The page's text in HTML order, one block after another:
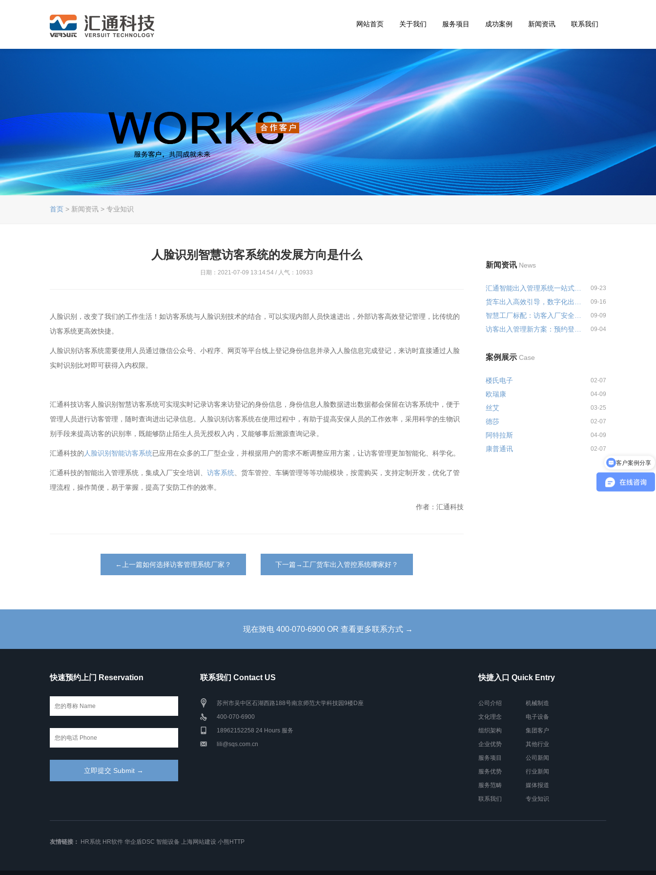
网站首页 关于我们 服务项目 成功案例 新闻资讯 联系我们
首页 > 新闻资讯 > 专业知识
人脸识别智慧访客系统的发展方向是什么
日期：2021-07-09 13:14:54 / 人气：10933
人脸识别，改变了我们的工作生活！如访客系统与人脸识别技术的结合，可以实现内部人员快速进出，外部访客高效登记管理，比传统的
访客系统更高效快捷。
人脸识别访客系统需要使用人员通过微信公众号、小程序、网页等平台线上登记身份信息并录入人脸信息完成登记，来访时直接通过人脸
实时识别比对即可获得入内权限。
汇通科技访客人脸识别智慧访客系统可实现实时记录访客来访登记的身份信息，身份信息人脸数据进出数据都会保留在访客系统中，便于
管理人员进行访客管理，随时查询进出记录信息。人脸识别访客系统在使用过程中，有助于提高安保人员的工作效率，采用科学的生物识
别手段来提高访客的识别率，既能够防止陌生人员无授权入内，又能够事后溯源查询记录。
汇通科技的 人脸识别智能访客系统已应用在众多的工厂型企业，并根据用户的需求不断调整应用方案，让访客管理更加智能化、科学化。
汇通科技的智能出入管理系统，集成入厂安全培训、 访客系统 、货车管控、车辆管理等等功能模块，按需购买，支持定制开发，优化了管
理流程，操作简便，易于掌握，提高了安防工作的效率。
作者：汇通科技
←上一篇如何选择访客管理系统厂家？ 下一篇→工厂货车出入管控系统哪家好？
新闻资讯 News
汇通智能出入管理系统一站式解决... 09-23
09-16
09-09
09-04
案例展示 Case
楼氏电子 02-07
欧瑞康 04-09
丝艾 03-25
德莎 02-07
阿特拉斯 04-09
康普通讯 02-07
现在致电 400-070-6900 OR 查看更多联系方式 →
快速预约上门 Reservation 联系我们 Contact US
苏州市吴中区石湖西路188号南京师范大学科技园9楼D座
400-070-6900
18962152258 24 Hours 服务
lili@sqs.com.cn
快捷入口 Quick Entry
公司介绍
文化理念
组织架构
企业优势
服务项目
服务优势
服务范畴
联系我们
机械制造
电子设备
集团客户
其他行业
公司新闻
行业新闻
媒体报道
专业知识
友情链接： HR系统 HR软件 华企盾DSC 智能设备 上海网站建设 小熊HTTP
客户案例分享